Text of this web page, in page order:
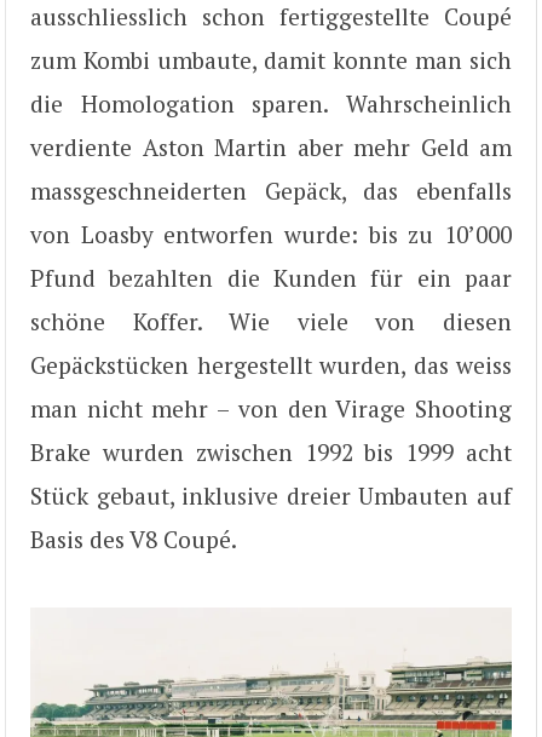
ausschliesslich schon fertiggestellte Coupé
zum Kombi umbaute, damit konnte man sich
die Homologation sparen. Wahrscheinlich
verdiente Aston Martin aber mehr Geld am
massgeschneiderten Gepäck, das ebenfalls
von Loasby entworfen wurde: bis zu 10’000
Pfund bezahlten die Kunden für ein paar
schöne Koffer. Wie viele von diesen
Gepäckstücken hergestellt wurden, das weiss
man nicht mehr – von den Virage Shooting
Brake wurden zwischen 1992 bis 1999 acht
Stück gebaut, inklusive dreier Umbauten auf
Basis des V8 Coupé.